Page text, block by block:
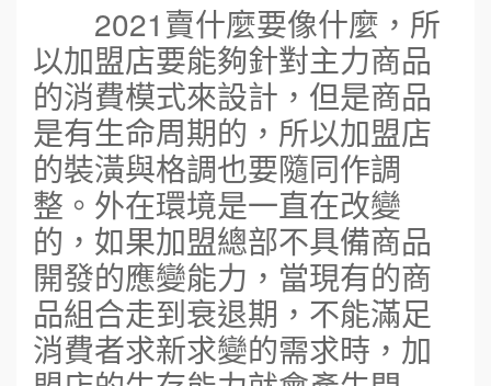
2021賣什麼要像什麼，所
以加盟店要能夠針對主力商品
的消費模式來設計，但是商品
是有生命周期的，所以加盟店
的裝潢與格調也要隨同作調
整。外在環境是一直在改變
的，如果加盟總部不具備商品
開發的應變能力，當現有的商
品組合走到衰退期，不能滿足
消費者求新求變的需求時，加